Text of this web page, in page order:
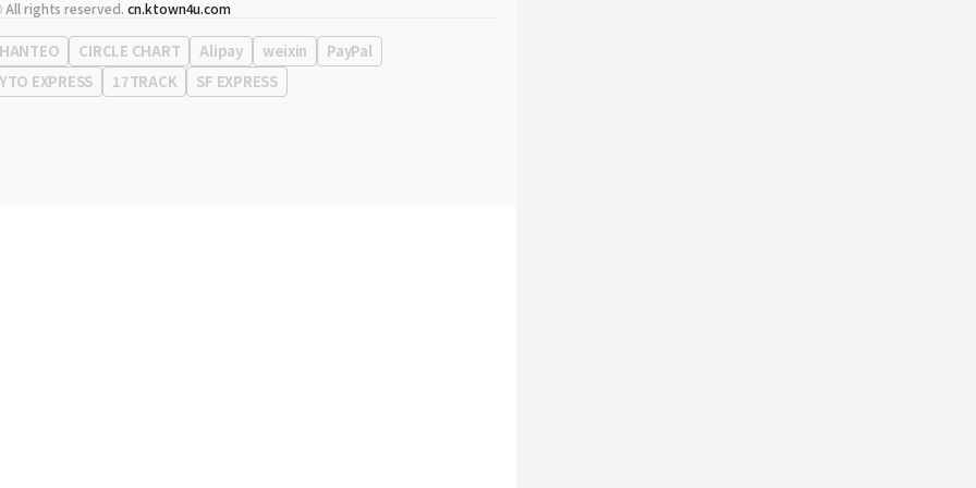
执照 120-87-71116
地址 首尔特别市 江南区 岭东大路 513号 3楼 （三成洞， coex)
rights reserved. cn.ktown4u.com
HANTEO CIRCLE CHART Alipay weixin
PayPal
YTO EXPRESS
17TRACK SF EXPRESS